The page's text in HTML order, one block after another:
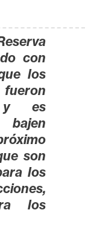
con
los
y es
son
los
los